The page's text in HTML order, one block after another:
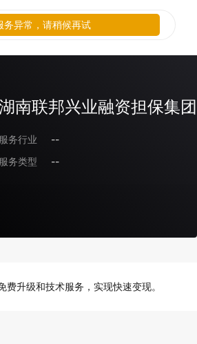
南联邦兴业融资担保集
服务行业
--
服务类型
--
费升级和技术服务，实现快速变现。
务异常，请稍候再试